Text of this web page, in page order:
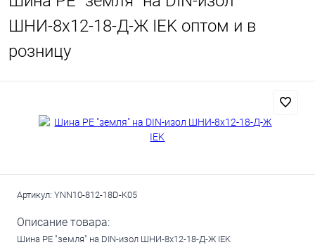
ШНИ-8х12-18-Д-Ж IEK оптом и в
розницу
Артикул: YNN10-812-18D-K05
Описание товара:
Шина PE "земля" на DIN-изол ШНИ-8х12-18-Д-Ж IEK